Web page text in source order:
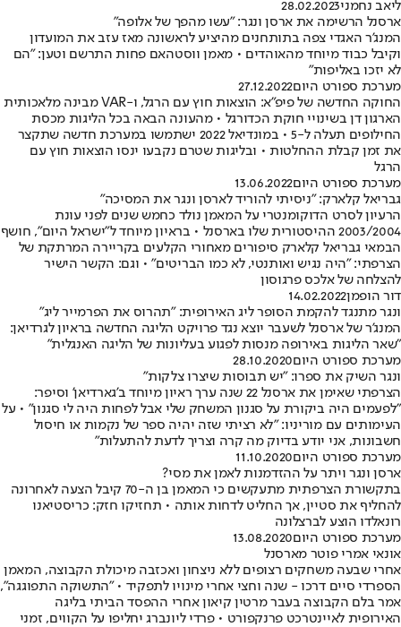
ליאב נחמני28.02.2023
ארסנל הרשימה את ארסן ונגר: "עשו מהפך של אלופה"
המנג'ר האגדי צפה בתותחנים מהיציע לראשונה מאז עזב את המועדון
וקיבל כבוד מיוחד מהאוהדים • מאמן ווסטהאם פחות התרשם וטען: "הם
לא יזכו באליפות"
מערכת ספורט היום27.12.2022
החוקה החדשה של פיפ"א: הוצאות חוץ עם הרגל, ו-VAR מבינה מלאכותית
הארגון דן בשינויי חוקת הכדורגל • מהעונה הבאה בכל הליגות מכסת
החילופים תעלה ל-5 • במונדיאל 2022 ישתמשו במערכת חדשה שתקצר
את זמן קבלת ההחלטות • ובליגות שטרם נקבעו ינסו הוצאות חוץ עם
הרגל
מערכת ספורט היום13.06.2022
גבריאל קלארק: "ניסיתי להוריד לארסן ונגר את המסיכה"
הרעיון לסרט הדוקומנטרי על המאמן נולד כחמש שנים לפני עונת
2003/2004 ההיסטורית שלו בארסנל • בראיון מיוחד ל"ישראל היום", חושף
הבמאי גבריאל קלארק סיפורים מאחורי הקלעים בקריירה המרתקת של
הצרפתי: "היה נגיש ואותנטי, לא כמו הבריטים" • וגם: הקשר הישיר
להצלחה של אלכס פרגוסון
דור הופמן14.02.2022
ונגר מתנגד להקמת הסופר ליג האירופית: "תהרוס את הפרמייר ליג"
המנג'ר של ארסנל לשעבר יוצא נגד פרויקט הליגה החדשה בראיון לגרדיאן:
"שאר הליגות באירופה מנסות לפגוע בעליונות של הליגה האנגלית"
מערכת ספורט היום28.10.2020
ונגר השיק את ספרו: "יש תבוסות שיצרו צלקות"
הצרפתי שאימן את ארסנל 22 שנה ערך ראיון מיוחד ב'גארדיאן' וסיפר:
"לפעמים היה ביקורת על סגנון המשחק שלי אבל לפחות היה לי סגנון" • על
העימותים עם מוריניו: "לא רציתי שזה יהיה ספר של נקמות או חיסול
חשבונות, אני יודע בדיוק מה קרה וצריך לדעת להתעלות"
מערכת ספורט היום11.10.2020
ארסן ונגר ויתר על ההזדמנות לאמן את מסי?
בתקשורת הצרפתית מתעקשים כי המאמן בן ה-70 קיבל הצעה לאחרונה
להחליף את סטיין, אך החליט לדחות אותה • תחזיקו חזק: כריסטיאנו
רונאלדו הוצע לברצלונה
מערכת ספורט היום13.08.2020
אונאי אמרי פוטר מארסנל
אחרי שבעה משחקים רצופים ללא ניצחון ואכזבה מיכולת הקבוצה, המאמן
הספרדי סיים דרכו - שנה וחצי אחרי מינויו לתפקיד • "התשוקה התפוגגה",
אמר בלם הקבוצה בעבר מרטין קיאון אחרי ההפסד הביתי בליגה
האירופית לאיינטרכט פרנקפורט • פרדי ליונברג יחליפו על הקווים, זמני